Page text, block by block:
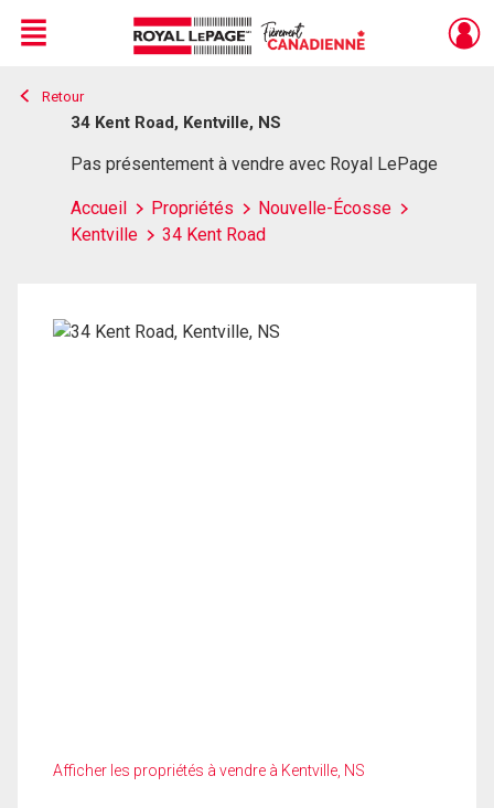
Live
En Direct
Menu
Retour
34 Kent Road, Kentville, NS
Pas présentement à vendre avec Royal LePage
Accueil Propriétés
Nouvelle-Écosse
Kentville
34 Kent Road
Afficher les propriétés à vendre à Kentville, NS